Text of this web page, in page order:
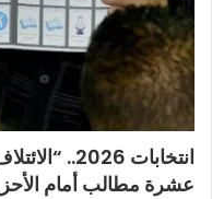
انتخابات
عشرة مطالب أمام